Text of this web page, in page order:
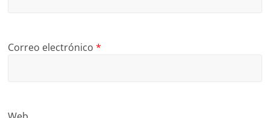
Correo electrónico*